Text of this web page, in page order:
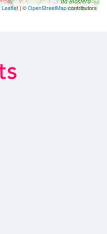
Leaflet| ©OpenStreetMapcontributors